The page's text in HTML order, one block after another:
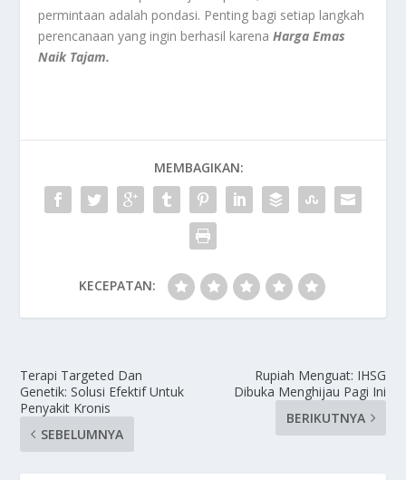
permintaan adalah pondasi. Penting bagi setiap langkah
perencanaan yang ingin berhasil karenaHarga Emas
Naik Tajam.
MEMBAGIKAN:
KECEPATAN:
Terapi Targeted Dan
Genetik: Solusi Efektif Untuk
Penyakit Kronis
SEBELUMNYA
Rupiah Menguat: IHSG
Dibuka Menghijau Pagi Ini
BERIKUTNYA